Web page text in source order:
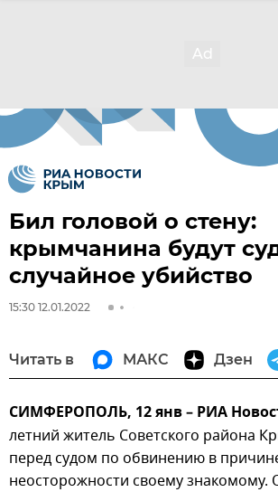
Бил головой о стену:
крымчанина будут
случайное убийство
15:30 12.01.2022
Читать в МАКС Дзен
СИМФЕРОПОЛЬ, 12 янв – РИА
летний житель Советского района
перед судом по обвинению в
неосторожности своему знакомому.